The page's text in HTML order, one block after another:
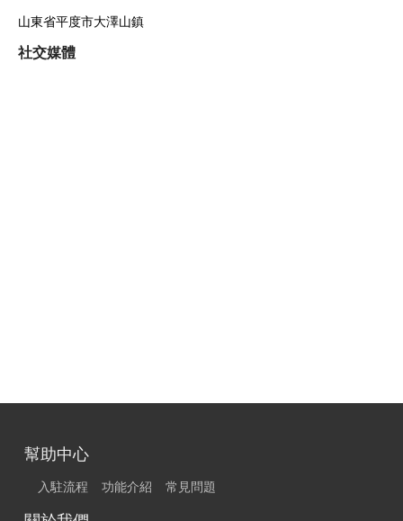
山東省平度市大澤山鎮
社交媒體
幫助中心
入駐流程 功能介紹 常見問題